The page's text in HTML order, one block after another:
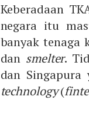
Keberadaan
negara itu
banyak tenaga
dan smelter.
dan
technology(